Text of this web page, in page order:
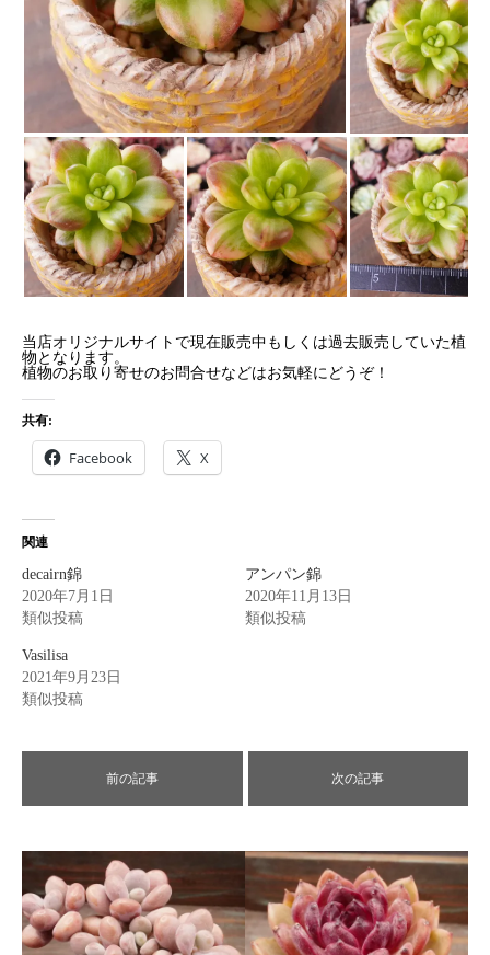
当店オリジナルサイトで現在販売中もしくは過去販売していた植
物となります。
植物のお取り寄せのお問合せなどはお気軽にどうぞ！
共有:
Facebook X
関連
decairn錦
2020年7月1日
類似投稿
アンパン錦
2020年11月13日
類似投稿
Vasilisa
2021年9月23日
類似投稿
前の記事 次の記事